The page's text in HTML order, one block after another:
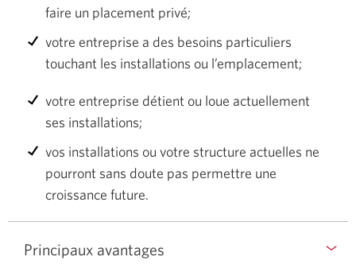
faire un placement privé;
votre entreprise a des besoins particuliers
touchant les installations ou l’emplacement;
votre entreprise détient ou loue actuellement
ses installations;
vos installations ou votre structure actuelles ne
pourront sans doute pas permettre une
croissance future.
Principaux avantages